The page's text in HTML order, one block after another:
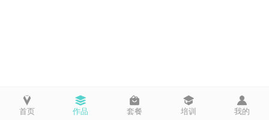
首页 作品 套餐 培训 我的